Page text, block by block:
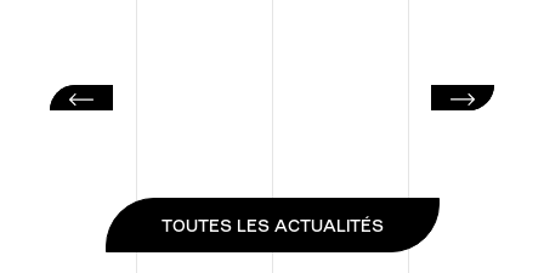
TOUTES LES ACTUALITÉS